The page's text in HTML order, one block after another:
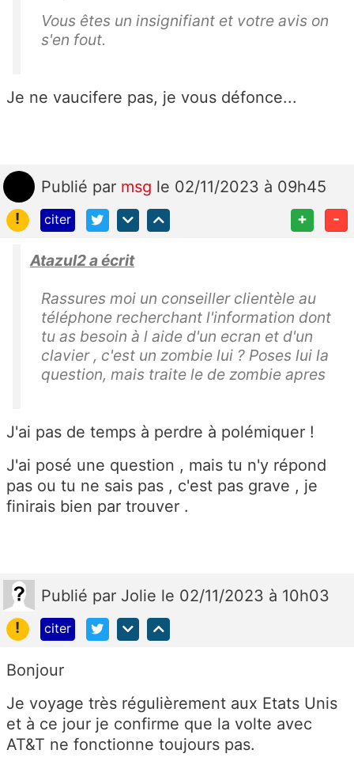
Vous êtes un insignifiant et votre avis on
s'en fout.
Je ne vaucifere pas, je vous défonce...
Publié par msg le 02/11/2023 à 09h45
!
citer + -
Atazul2 a écrit
Rassures moi un conseiller clientèle au
téléphone recherchant l'information dont
tu as besoin à l aide d'un ecran et d'un
clavier , c'est un zombie lui ? Poses lui la
question, mais traite le de zombie apres
J'ai pas de temps à perdre à polémiquer !
J'ai posé une question , mais tu n'y répond
pas ou tu ne sais pas , c'est pas grave , je
finirais bien par trouver .
Publié par Jolie le 02/11/2023 à 10h03
!
citer
Bonjour
Je voyage très régulièrement aux Etats Unis
et à ce jour je confirme que la volte avec
AT&T ne fonctionne toujours pas.